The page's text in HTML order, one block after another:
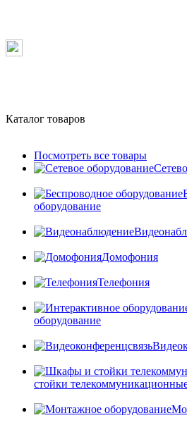
Каталог товаров
Посмотреть все товары
оборудование
Домофония
Телефония
оборудование
стойки